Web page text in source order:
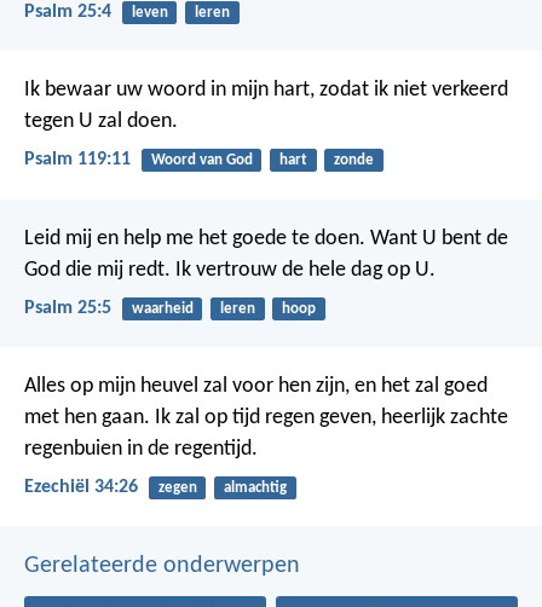
Psalm 25:4 leven leren
Ik bewaar uw woord in mijn hart, zodat ik niet verkeerd
tegen U zal doen.
Psalm 119:11 Woord van God hart zonde
Leid mij en help me het goede te doen. Want U bent de
God die mij redt. Ik vertrouw de hele dag op U.
Psalm 25:5 waarheid leren hoop
Alles op mijn heuvel zal voor hen zijn, en het zal goed
met hen gaan. Ik zal op tijd regen geven, heerlijk zachte
regenbuien in de regentijd.
Ezechiël 34:26 zegen almachtig
Gerelateerde onderwerpen